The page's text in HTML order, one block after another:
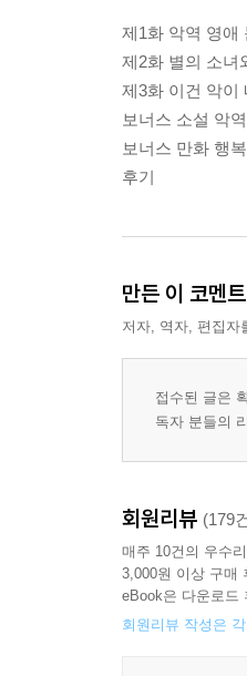
제1화 악역 영애
제2화 별의 소녀
제3화 이건 악이
보너스 소설 악
보너스 만화 행
후기
만든 이 코멘트
저자, 역자, 편집자
접수된 글은
독자 분들의
회원리뷰 (179
매주 10건의 우수
3,000원 이상 구매
eBook은 다운로드
회원리뷰 작성은